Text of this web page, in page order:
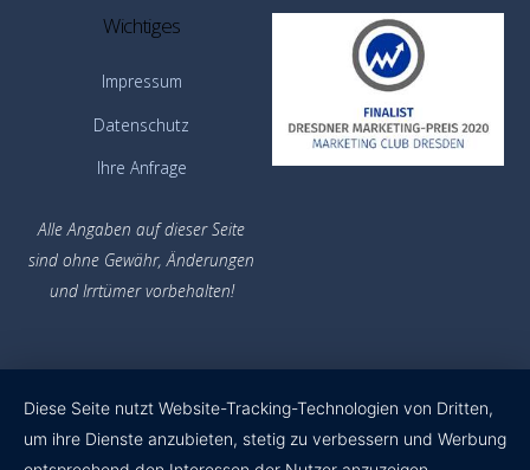
Wichtiges
Impressum
Datenschutz
Ihre Anfrage
Alle Angaben auf dieser Seite
sind ohne Gewähr,Änderungen
und Irrtümer vorbehalten!
Diese Seite nutzt Website-Tracking-Technologien von Dritten,
um ihre Dienste anzubieten, stetig zu verbessern und Werbung